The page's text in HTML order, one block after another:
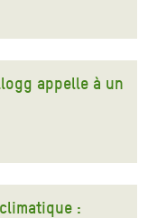
appelle à un
: